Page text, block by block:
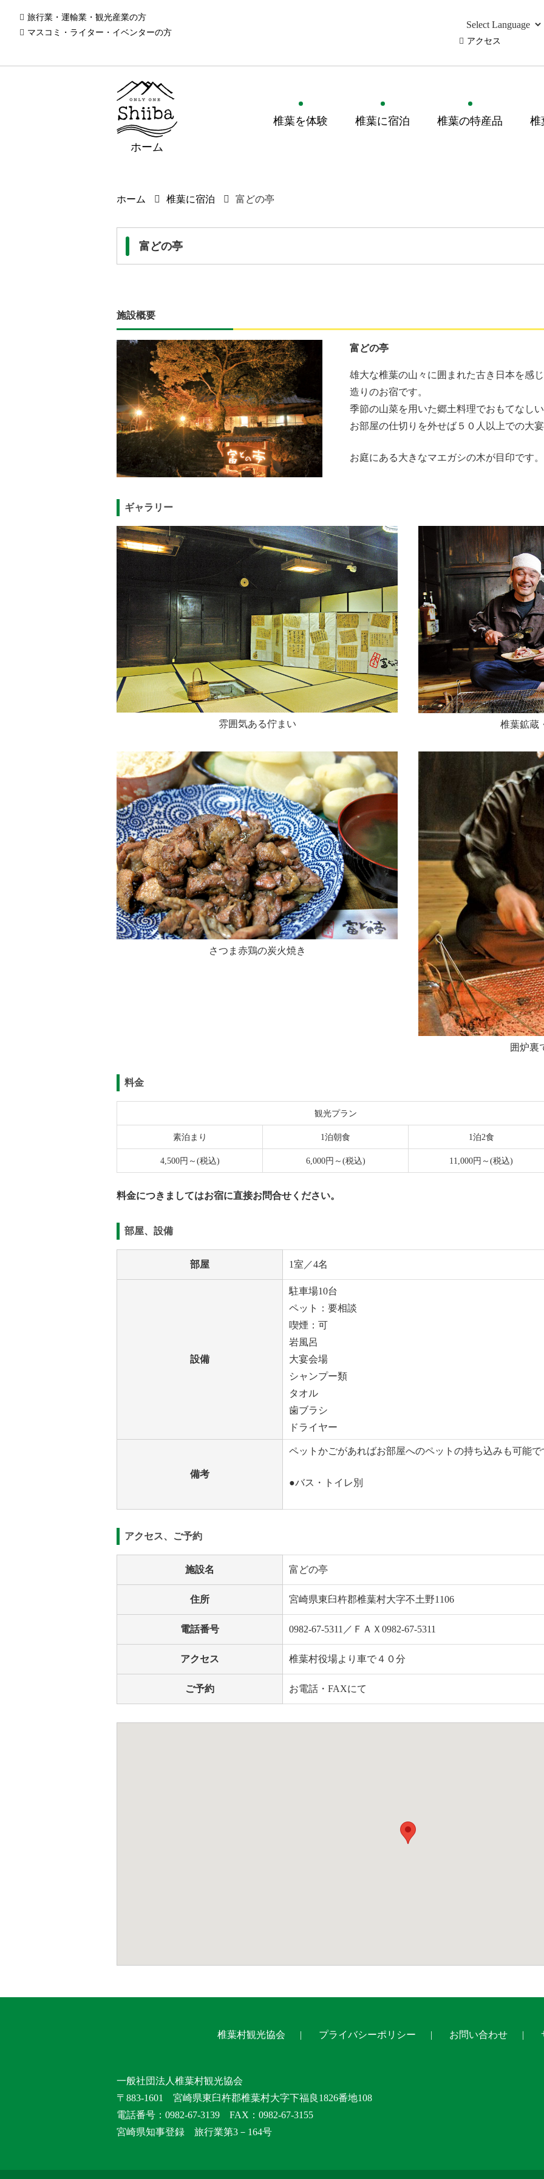
旅行業・運輸業・観光産業の方
マスコミ・ライター・イベンターの方
アクセス
ホーム
椎葉を体験 椎葉に宿泊 椎葉の特産品 椎
ホーム 椎葉に宿泊 富どの亭
富どの亭
施設概要
富どの亭
雄大な椎葉の山々に囲まれた古き日本を感
造りのお宿です。
季節の山菜を用いた郷土料理でおもてなし
お部屋の仕切りを外せば５０人以上での大
お庭にある大きなマエガシの木が目印です。
ギャラリー
雰囲気ある佇まい 椎葉鉱蔵
さつま赤鶏の炭火焼き
囲炉裏
料金
観光プラン
素泊まり 1泊朝食 1泊2食
4,500円～(税込) 6,000円～(税込) 11,000円～(税込)
料金につきましてはお宿に直接お問合せください。
部屋、設備
部屋 1室／4名
設備
駐車場10台
ペット：要相談
喫煙：可
岩風呂
大宴会場
シャンプー類
タオル
歯ブラシ
ドライヤー
備考
ペットかごがあればお部屋へのペットの持ち込みも可能で
●バス・トイレ別
アクセス、ご予約
施設名 富どの亭
住所 宮崎県東臼杵郡椎葉村大字不土野1106
電話番号 0982-67-5311／ＦＡＸ0982-67-5311
アクセス 椎葉村役場より車で４０分
ご予約 お電話・FAXにて
椎葉村観光協会 プライバシーポリシー お問い合わせ
一般社団法人椎葉村観光協会
〒883-1601 宮崎県東臼杵郡椎葉村大字下福良1826番地108
電話番号：0982-67-3139 FAX：0982-67-3155
宮崎県知事登録 旅行業第3－164号